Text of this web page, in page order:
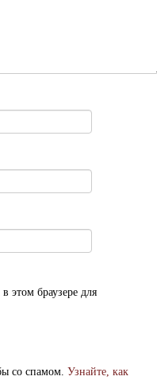
этом браузере для
со спамом. Узнайте, как